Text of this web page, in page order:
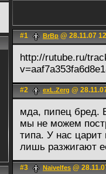
#1 BrBp @ 28.11.07
http://rutube.ru/
#2 exL.Zerg @
мда, пипец бред.
мы не можем
типа. У нас царит
лишь разжигают
#3 Naivelfes @